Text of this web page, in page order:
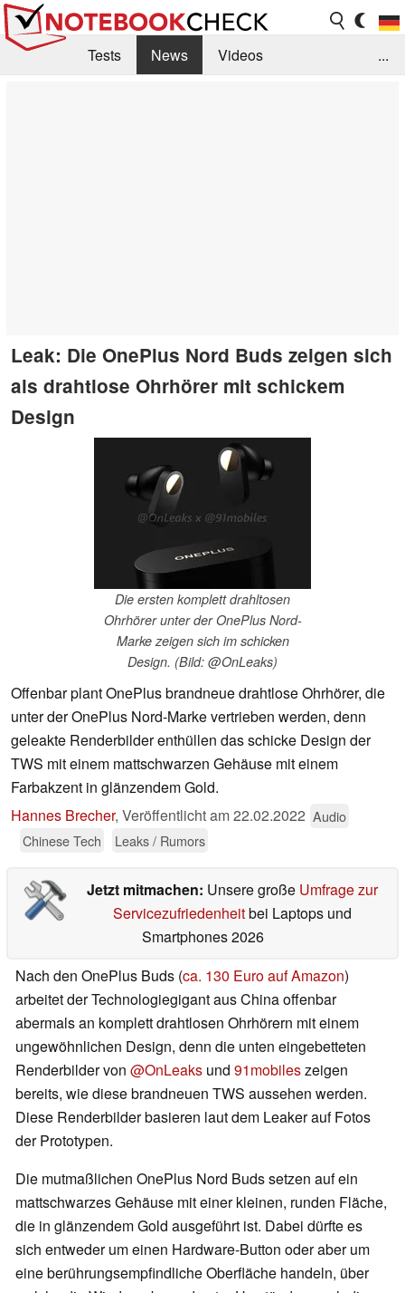
Tests News
Videos
...
Leak: Die OnePlus Nord Buds zeigen sich
als drahtlose Ohrhörer mit schickem
Design
Die ersten komplett drahltosen
Ohrhörer unter der OnePlus Nord-
Marke zeigen sich im schicken
Design. (Bild: @OnLeaks)
Offenbar plant OnePlus brandneue drahtlose Ohrhörer, die
unter der OnePlus Nord-Marke vertrieben werden, denn
geleakte Renderbilder enthüllen das schicke Design der
TWS mit einem mattschwarzen Gehäuse mit einem
Farbakzent in glänzendem Gold.
Hannes Brecher, Veröffentlicht am22.02.2022 Audio
Chinese Tech
Leaks / Rumors
Jetzt mitmachen: Unsere große Umfrage zur
Servicezufriedenheitbei Laptops und
Smartphones 2026
Nach den OnePlus Buds (ca. 130 Euro auf Amazon)
arbeitet der Technologiegigant aus China offenbar
abermals an komplett drahtlosen Ohrhörern mit einem
ungewöhnlichen Design, denn die unten eingebetteten
Renderbilder von @OnLeaks und 91mobileszeigen
bereits, wie diese brandneuen TWS aussehen werden.
Diese Renderbilder basieren laut dem Leaker auf Fotos
der Prototypen.
Die mutmaßlichen OnePlus Nord Buds setzen auf ein
mattschwarzes Gehäuse mit einer kleinen, runden Fläche,
die in glänzendem Gold ausgeführt ist. Dabei dürfte es
sich entweder um einen Hardware-Button oder aber um
eine berührungsempfindliche Oberfläche handeln, über